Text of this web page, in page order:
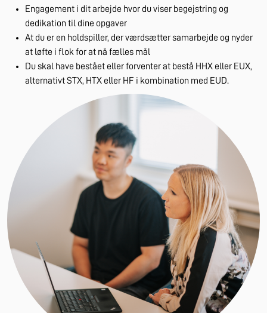
Engagement i dit arbejde hvor du viser begejstring og
dedikation til dine opgaver
At du er en holdspiller, der værdsætter samarbejde og nyder
at løfte i flok for at nå fælles mål
Du skal have bestået eller forventer at bestå HHX eller EUX,
alternativt STX, HTX eller HF i kombination med EUD.